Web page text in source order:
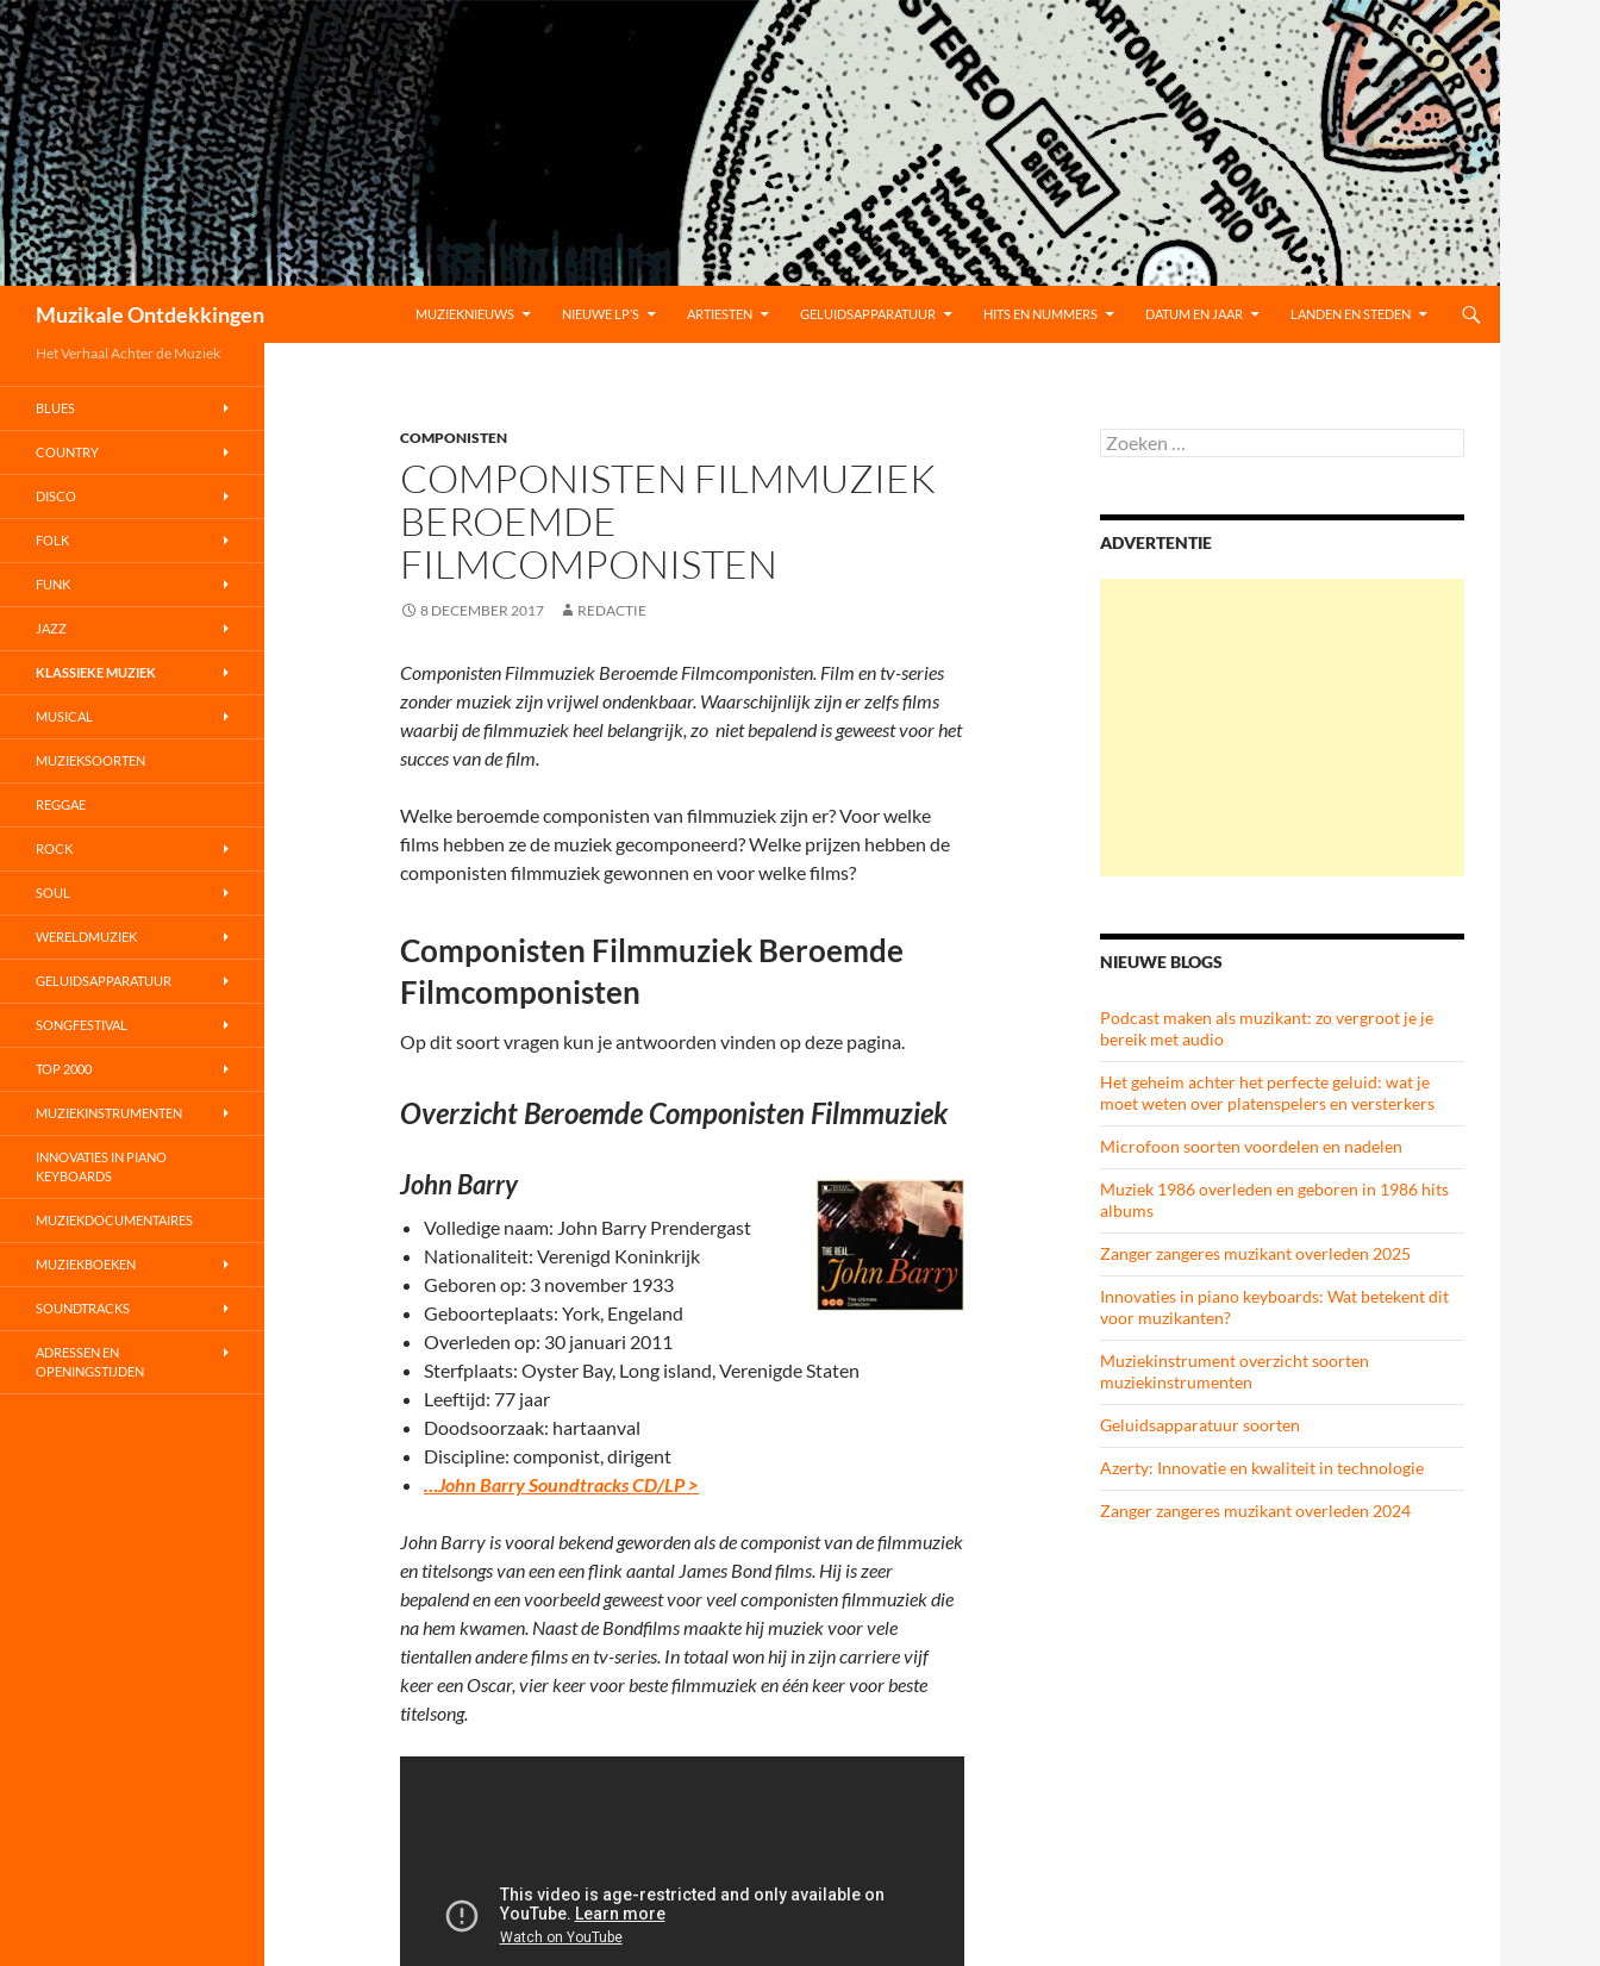
Muzikale Ontdekkingen
MUZIEKNIEUWS
NIEUWE LP’S ARTIESTEN GELUIDSAPPARATUUR HITS EN NUMMERS DATUM EN JAAR LANDEN EN STEDEN
COMPONISTEN
COMPONISTEN FILMMUZIEK
BEROEMDE
FILMCOMPONISTEN
8 DECEMBER 2017 REDACTIE
Componisten Filmmuziek Beroemde Filmcomponisten. Film en tv-series
zonder muziek zijn vrijwel ondenkbaar. Waarschijnlijk zijn er zelfs films
waarbij de filmmuziek heel belangrijk, zo niet bepalend is geweest voor het
succes van de film.
Welke beroemde componisten van filmmuziek zijn er? Voor welke
films hebben ze de muziek gecomponeerd? Welke prijzen hebben de
componisten filmmuziek gewonnen en voor welke films?
Componisten Filmmuziek Beroemde
Filmcomponisten
Op dit soort vragen kun je antwoorden vinden op deze pagina.
Overzicht Beroemde Componisten Filmmuziek
John Barry
Volledige naam: John Barry Prendergast
Nationaliteit: Verenigd Koninkrijk
Geboren op: 3 november 1933
Geboorteplaats: York, Engeland
Overleden op: 30 januari 2011
Sterfplaats: Oyster Bay, Long island, Verenigde Staten
Leeftijd: 77 jaar
Doodsoorzaak: hartaanval
Discipline: componist, dirigent
…John Barry Soundtracks CD/LP >
John Barry is vooral bekend geworden als de componist van de filmmuziek
en titelsongs van een een flink aantal James Bond films. Hij is zeer
bepalend en een voorbeeld geweest voor veel componisten filmmuziek die
na hem kwamen. Naast de Bondfilms maakte hij muziek voor vele
tientallen andere films en tv-series. In totaal won hij in zijn carriere vijf
keer een Oscar, vier keer voor beste filmmuziek en één keer voor beste
titelsong.
Zoeken
naar:
ADVERTENTIE
NIEUWE BLOGS
Podcast maken als muzikant: zo vergroot je je
bereik met audio
Het geheim achter het perfecte geluid: wat je
moet weten over platenspelers en versterkers
Microfoon soorten voordelen en nadelen
Muziek 1986 overleden en geboren in 1986 hits
albums
Zanger zangeres muzikant overleden 2025
Innovaties in piano keyboards: Wat betekent dit
voor muzikanten?
Muziekinstrument overzicht soorten
muziekinstrumenten
Geluidsapparatuur soorten
Azerty: Innovatie en kwaliteit in technologie
Zanger zangeres muzikant overleden 2024
Het Verhaal Achter de Muziek
BLUES
COUNTRY
DISCO
FOLK
FUNK
JAZZ
KLASSIEKE MUZIEK
MUSICAL
MUZIEKSOORTEN
REGGAE
ROCK
SOUL
WERELDMUZIEK
GELUIDSAPPARATUUR
SONGFESTIVAL
TOP 2000
MUZIEKINSTRUMENTEN
INNOVATIES IN PIANO
KEYBOARDS
MUZIEKDOCUMENTAIRES
MUZIEKBOEKEN
SOUNDTRACKS
ADRESSEN EN
OPENINGSTIJDEN